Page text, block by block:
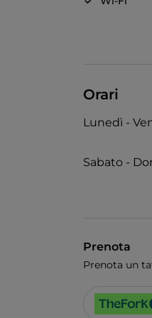
Orari
Lunedì -
Sabato -
Prenota
Prenota un